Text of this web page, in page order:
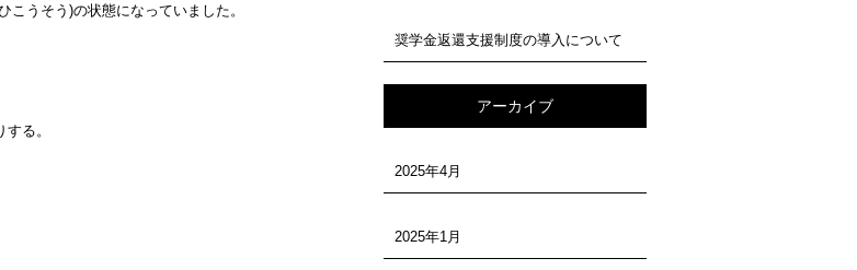
うそう)の状態になっていました。
る。
奨学金返還支援制度の導入について
アーカイブ
2025年4月
2025年1月